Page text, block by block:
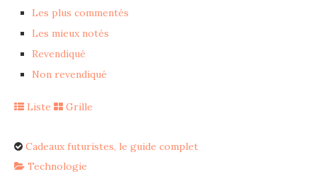
Les plus commentés
Les mieux notés
Revendiqué
Non revendiqué
Liste Grille
Cadeaux futuristes, le guide complet
Technologie